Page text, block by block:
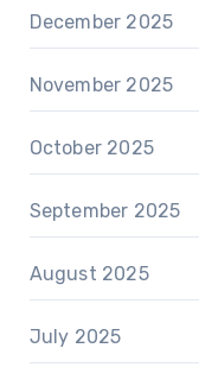
December 2025
November 2025
October 2025
September 2025
August 2025
July 2025